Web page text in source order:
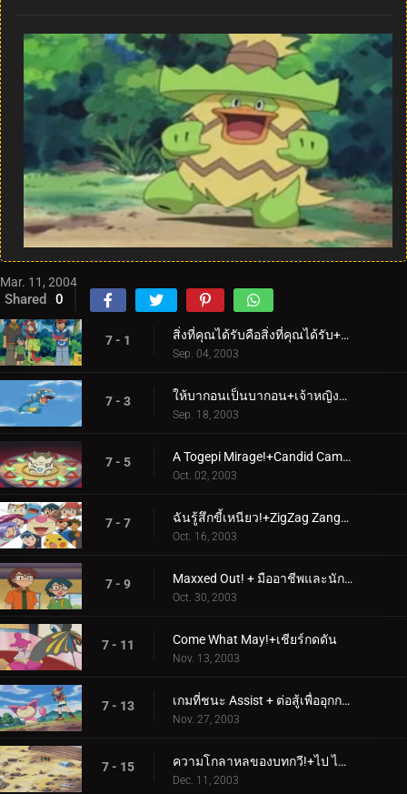
Mar. 11, 2004
Shared 0
7 - 1 สิ่งที่คุณได้รับคือสิ่งที่คุณได้รับ+ความรักตั้งแต่การบินครั้งแรก
Sep. 04, 2003
7 - 3 ให้บากอนเป็นบากอน+เจ้าหญิงและโทเกปี
Sep. 18, 2003
7 - 5 A Togepi Mirage!+Candid Camerupt!
Oct. 02, 2003
7 - 7 ฉันรู้สึกขี้เหนียว!+ZigZag Zangoose!
Oct. 16, 2003
7 - 9 Maxxed Out! + มืออาชีพและนักต้มตุ๋น
Oct. 30, 2003
7 - 11 Come What May!+เชียร์กดดัน
Nov. 13, 2003
7 - 13 เกมที่ชนะ Assist + ต่อสู้เพื่ออุกกาบาต
Nov. 27, 2003
7 - 15 ความโกลาหลของบทกวี!+ไป ไป หาว!
Dec. 11, 2003